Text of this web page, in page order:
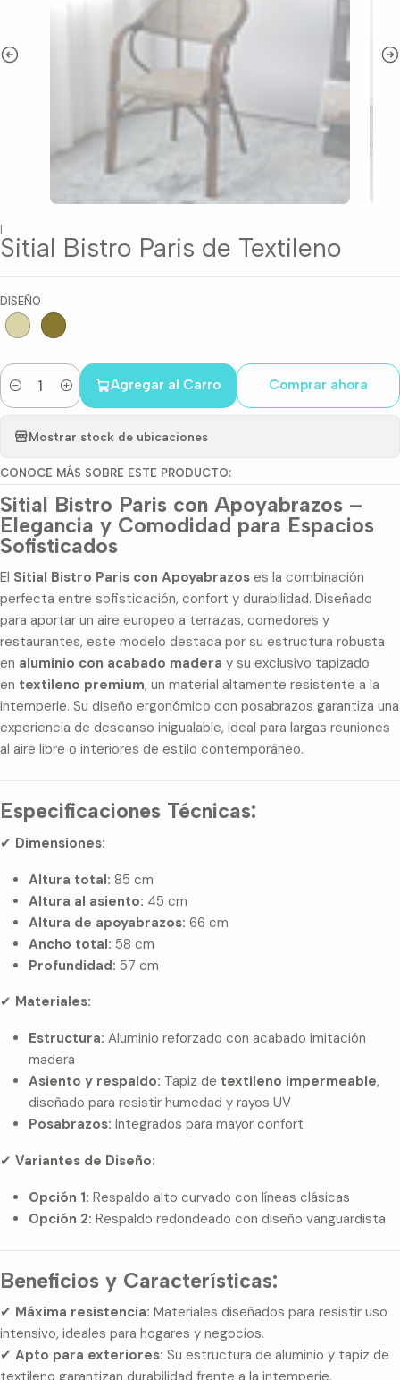
|
Sitial Bistro Paris de Textileno
DISEÑO
Cantidad
Agregar al Carro Comprar ahora
Mostrar stock de ubicaciones
CONOCE MÁS SOBRE ESTE PRODUCTO:
Sitial Bistro Paris con Apoyabrazos –
Elegancia y Comodidad para Espacios
Sofisticados
El Sitial Bistro Paris con Apoyabrazos es la combinación
perfecta entre sofisticación, confort y durabilidad. Diseñado
para aportar un aire europeo a terrazas, comedores y
restaurantes, este modelo destaca por su estructura robusta
en aluminio con acabado madera y su exclusivo tapizado
en textileno premium, un material altamente resistente a la
intemperie. Su diseño ergonómico con posabrazos garantiza una
experiencia de descanso inigualable, ideal para largas reuniones
al aire libre o interiores de estilo contemporáneo.
Especificaciones Técnicas:
✔ Dimensiones:
Altura total: 85 cm
Altura al asiento: 45 cm
Altura de apoyabrazos: 66 cm
Ancho total: 58 cm
Profundidad: 57 cm
✔ Materiales:
Estructura: Aluminio reforzado con acabado imitación
madera
Asiento y respaldo: Tapiz de textileno impermeable,
diseñado para resistir humedad y rayos UV
Posabrazos: Integrados para mayor confort
✔ Variantes de Diseño:
Opción 1: Respaldo alto curvado con líneas clásicas
Opción 2: Respaldo redondeado con diseño vanguardista
Beneficios y Características:
✔ Máxima resistencia: Materiales diseñados para resistir uso
intensivo, ideales para hogares y negocios.
✔ Apto para exteriores: Su estructura de aluminio y tapiz de